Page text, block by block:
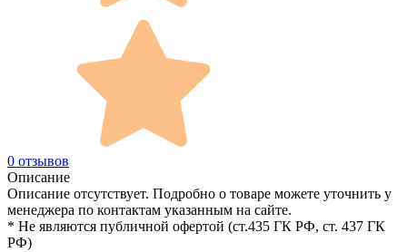
0 отзывов
Описание
Описание отсутствует. Подробно о товаре можете уточнить у
менеджера по контактам указанным на сайте.
* Не являются публичной офертой (ст.435 ГК РФ, cт. 437 ГК
РФ)